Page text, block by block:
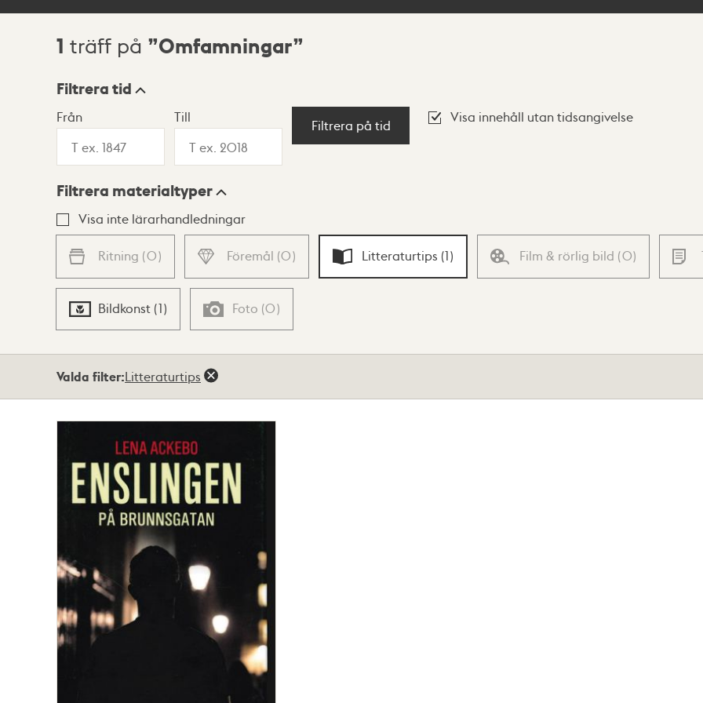
Sökresultat
1 träff på Omfamningar
Visningsläge
Lista Karta
Filtrera tid
Från Till
Filtrera på tid
Visa innehåll utan tidsangivelse
Filtrera materialtyper
Visa inte lärarhandledningar
Ritning (0) Föremål (0) Litteraturtips (1) Film & rörlig bild (0)
Bildkonst (1) Foto (0)
Valda filter:Litteraturtips